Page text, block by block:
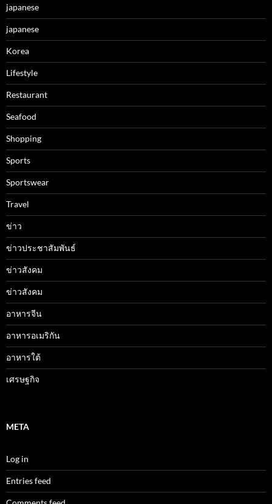
japanese
japanese
Korea
Lifestyle
Restaurant
Seafood
Shopping
Sports
Sportswear
Travel
ข่าว
ข่าวประชาสัมพันธ์
ข่าวสังคม
ข่าวสังคม
อาหารจีน
อาหารอเมริกัน
อาหารใต้
เศรษฐกิจ
META
Log in
Entries feed